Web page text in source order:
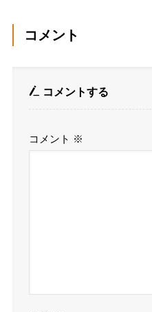
コメント
コメントする
コメント ※